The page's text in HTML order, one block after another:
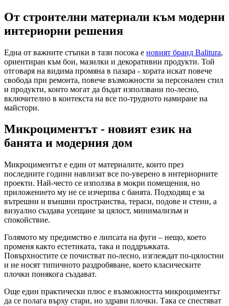
От строителни материали към модерни
интериорни решения
Една от важните стъпки в тази посока е новият бранд Balitura,
ориентиран към бои, мазилки и декоративни продукти. Той
отговаря на видима промяна в пазара - хората искат повече
свобода при ремонта, повече възможности за персонален стил
и продукти, които могат да бъдат използвани по-лесно,
включително в контекста на все по-трудното намиране на
майстори.
Микроциментът - новият език на
банята и модерния дом
Микроциментът е един от материалите, които през
последните години навлизат все по-уверено в интериорните
проекти. Най-често се използва в мокри помещения, но
приложението му не се изчерпва с банята. Подходящ е за
вътрешни и външни пространства, тераси, подове и стени, а
визуално създава усещане за цялост, минимализъм и
спокойствие.
Голямото му предимство е липсата на фуги – нещо, което
променя както естетиката, така и поддръжката.
Повърхностите се почистват по-лесно, изглеждат по-цялостни
и не носят типичното раздробяване, което класическите
плочки понякога създават.
Още един практически плюс е възможността микроциментът
да се полага върху стари, но здрави плочки. Така се спестяват